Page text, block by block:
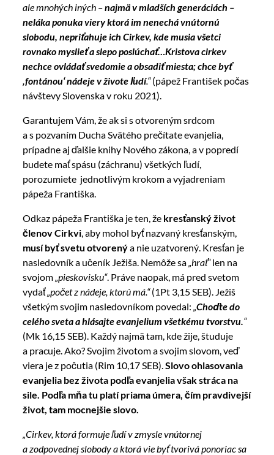
ale mnohých iných –najmä v mladších generáciách –
neláka ponuka viery ktorá im nenechá vnútornú
slobodu, nepriťahuje ich Cirkev, kde musia všetci
rovnako myslieť a slepo poslúchať…Kristova cirkev
nechce ovládať svedomie a obsadiť miesta; chce byť
‚fontánou‘ nádeje v živote ľudí.“(pápež František počas
návštevy Slovenska v roku 2021).
Garantujem Vám, že ak si s otvoreným srdcom
a s pozvaním Ducha Svätého prečítate evanjelia,
prípadne aj ďalšie knihy Nového zákona, a v popredí
budete mať spásu (záchranu) všetkých ľudí,
porozumiete jednotlivým krokom a vyjadreniam
pápeža Františka.
Odkaz pápeža Františka je ten, že kresťanský život
členov Cirkvi , aby mohol byť nazvaný kresťanským,
musí byť svetu otvorenýa nie uzatvorený. Kresťan je
nasledovník a učeník Ježiša. Nemôže sa „hrať“len na
svojom „pieskovisku“. Práve naopak, má pred svetom
vydať „počet z nádeje, ktorú má.“(1Pt 3,15 SEB). Ježiš
všetkým svojim nasledovníkom povedal: „Choďte do
celého sveta a hlásajte evanjelium všetkému tvorstvu.“
(Mk 16,15 SEB). Každý najmä tam, kde žije, študuje
a pracuje. Ako? Svojim životom a svojim slovom, veď
viera je z počutia (Rim 10,17 SEB).Slovo ohlasovania
evanjelia bez života podľa evanjelia však stráca na
sile. Podľa mňa tu platí priama úmera, čím pravdivejší
život, tam mocnejšie slovo.
„Cirkev, ktorá formuje ľudí v zmysle vnútornej
a zodpovednej slobody a ktorá vie byť tvorivá ponoriac sa